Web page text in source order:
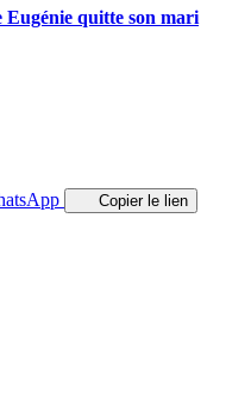
quitte son mari
Copier le lien